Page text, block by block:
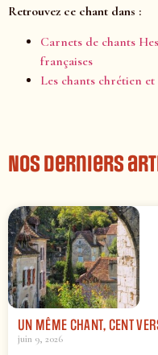
Retrouvez ce chant dans :
Carnets de chants
françaises
Les chants chrétien
Nos derniers
UN MÊME CHANT, CENT
juin 9, 2026